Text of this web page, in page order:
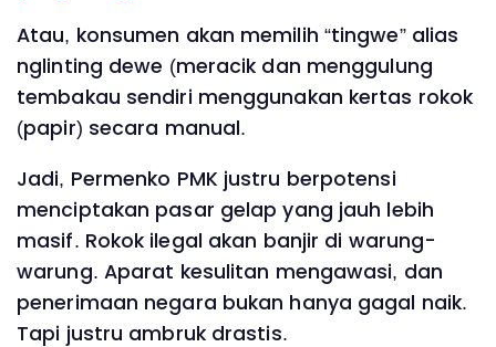
Atau, konsumen akan memilih “tingwe” alias
nglinting dewe (meracik dan menggulung
tembakau sendiri menggunakan kertas rokok
(papir) secara manual.
Jadi, Permenko PMK justru berpotensi
menciptakan pasar gelap yang jauh lebih
masif. Rokok ilegal akan banjir di warung-
warung. Aparat kesulitan mengawasi, dan
penerimaan negara bukan hanya gagal naik.
Tapi justru ambruk drastis.